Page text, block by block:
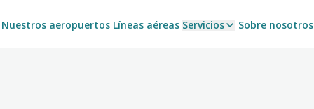
Nuestros aeropuertos Líneas aéreas Servicios Sobre nosotros